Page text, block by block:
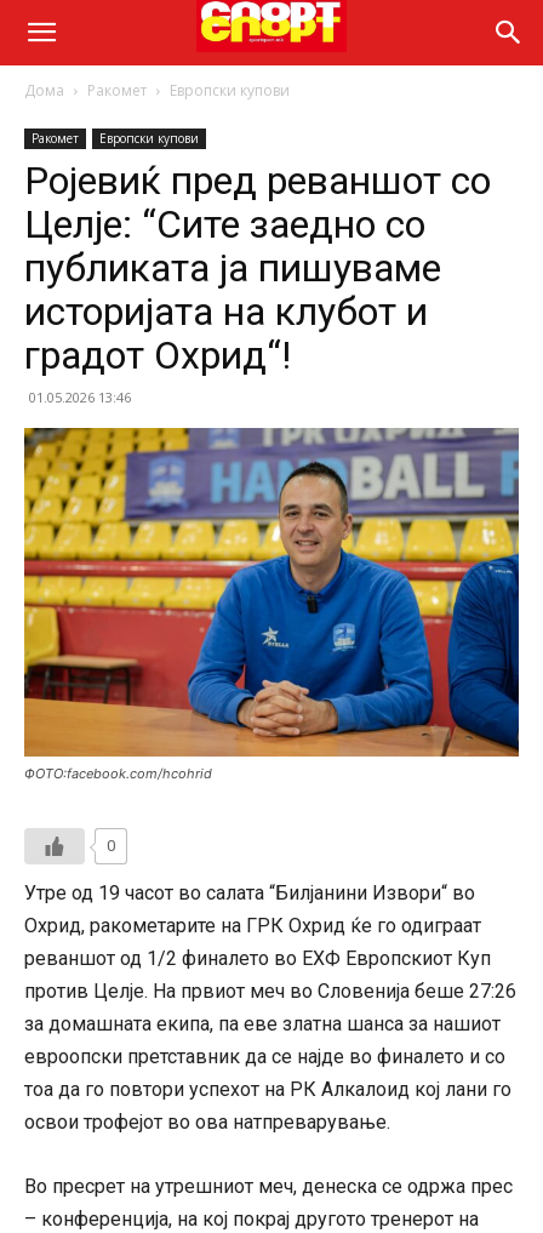
Дома Ракомет Европски купови
Ракомет Европски купови
Ројевиќ пред реваншот со
Целје: “Сите заедно со
публиката ја пишуваме
историјата на клубот и
градот Охрид“!
01.05.2026 13:46
ФОТО:facebook.com/hcohrid
0
Утре од 19 часот во салата “Билјанини Извори“ во
Охрид, ракометарите на ГРК Охрид ќе го одиграат
реваншот од 1/2 финалето во ЕХФ Европскиот Куп
против Целје. На првиот меч во Словенија беше 27:26
за домашната екипа, па еве златна шанса за нашиот
евроопски претставник да се најде во финалето и со
тоа да го повтори успехот на РК Алкалоид кој лани го
освои трофејот во ова натпреварување.
Во пресрет на утрешниот меч, денеска се одржа прес
– конференција, на кој покрај другото тренерот на